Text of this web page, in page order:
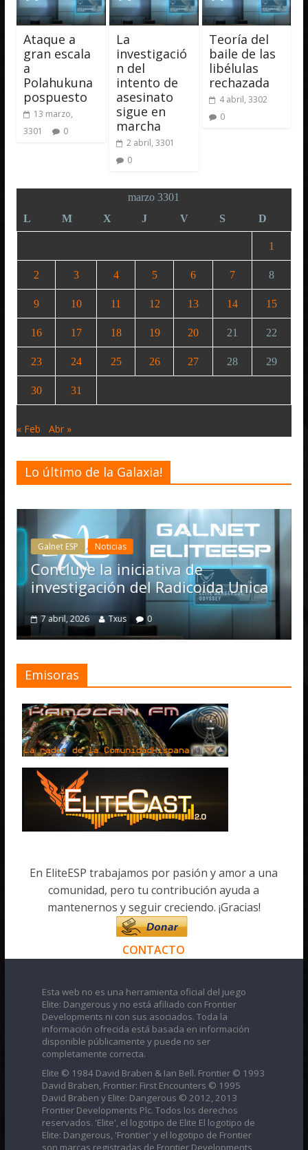
Ataque a
gran escala
a
Polahukuna
pospuesto
13 marzo,
3301
0
La
investigació
n del
intento de
asesinato
sigue en
marcha
2 abril, 3301
0
Teoría del
baile de las
libélulas
rechazada
4 abril, 3302
0
marzo 3301
L
M X J V S D
1
2 3 4 5 6 7 8
9 10 11 12 13 14 15
16 17 18 19 20 21 22
23 24 25 26 27 28 29
30 31
« Feb Abr »
Lo último de la Galaxia!
Galnet ESP Noticias
Concluye la iniciativa de
investigación del Radicoida Unica
7 abril, 2026 Txus 0
Emisoras
En EliteESP trabajamos por pasión y amor a una
comunidad, pero tu contribución ayuda a
mantenernos y seguir creciendo. ¡Gracias!
CONTACTO
Esta web no es una herramienta oficial del juego
Elite: Dangerous y no está afiliado con Frontier
Developments ni con sus asociados. Toda la
información ofrecida está basada en información
disponible públicamente y puede no ser
completamente correcta.
Elite © 1984 David Braben & Ian Bell. Frontier © 1993
David Braben, Frontier: First Encounters © 1995
David Braben y Elite: Dangerous © 2012, 2013
Frontier Developments Plc. Todos los derechos
reservados. 'Elite', el logotipo de Elite El logotipo de
Elite: Dangerous, 'Frontier' y el logotipo de Frontier
son marcas registradas de Frontier Developments